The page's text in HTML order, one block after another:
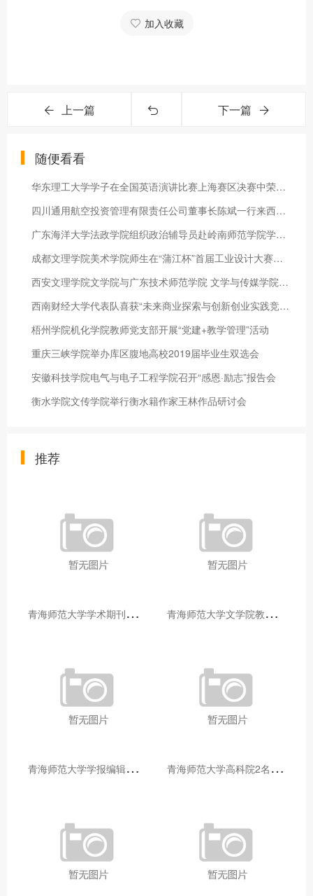
加入收藏
上一篇 下一篇
随便看看
华东理工大学学子在全国英语演讲比赛上海赛区决赛中荣获佳绩
四川通用航空投资管理有限责任公司董事长陈斌一行来西华大学洽谈
广东海洋大学法政学院组织政治辅导员赴岭南师范学院学习交流
成都文理学院美术学院师生在“蒲江杯”首届工业设计大赛中荣获佳
西安文理学院文学院与广东技术师范学院 文学与传媒学院开展学科
西南财经大学代表队喜获“未来商业探索与创新创业实践竞赛全国总
梧州学院机化学院教师党支部开展“党建+教学管理”活动
重庆三峡学院举办库区腹地高校2019届毕业生双选会
安徽科技学院电气与电子工程学院召开“感恩·励志”报告会
衡水学院文传学院举行衡水籍作家王林作品研讨会
推荐
青
海师范大学学术期刊两个专栏入选2025年青海省期刊重点专栏 青
海师范大学文学院教师赴山东省相关高校和学术机构交流学习
青
海师范大学学报编辑部赴大通县城关镇上毛佰胜村开展帮扶慰问活动 青
海师范大学高科院2名专家当选中国科学院院士